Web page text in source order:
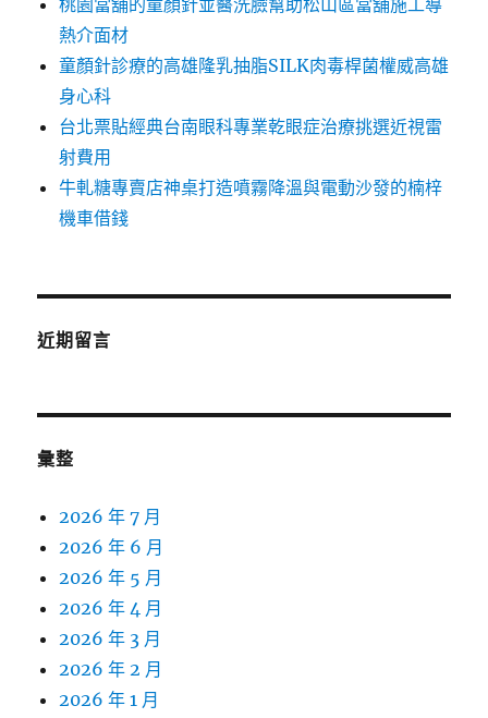
桃園當舖的童顏針並醫洗臉幫助松山區當舖施工導
熱介面材
童顏針診療的高雄隆乳抽脂SILK肉毒桿菌權威高雄
身心科
台北票貼經典台南眼科專業乾眼症治療挑選近視雷
射費用
牛軋糖專賣店神桌打造噴霧降溫與電動沙發的楠梓
機車借錢
近期留言
彙整
2026 年 7 月
2026 年 6 月
2026 年 5 月
2026 年 4 月
2026 年 3 月
2026 年 2 月
2026 年 1 月